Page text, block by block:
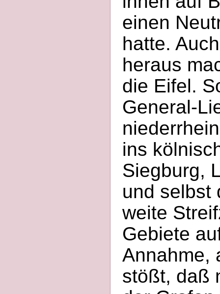
einen
hatte.
heraus
die Eifel.
General-
ins
Siegburg,
und selbst
weite
Gebiete
Annahme,
stößt, daß